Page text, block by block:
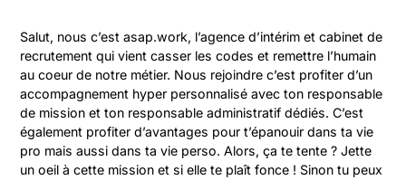
Salut, nous c’est asap.work, l’agence d’intérim et cabinet de
recrutement qui vient casser les codes et remettre l’humain
au coeur de notre métier. Nous rejoindre c’est profiter d’un
accompagnement hyper personnalisé avec ton responsable
de mission et ton responsable administratif dédiés. C’est
également profiter d’avantages pour t’épanouir dans ta vie
pro mais aussi dans ta vie perso. Alors, ça te tente ? Jette
un oeil à cette mission et si elle te plaît fonce ! Sinon tu peux